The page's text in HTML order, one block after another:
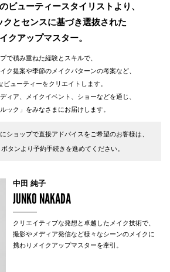
ビューティースタイリストより、
クとセンスに基づき選抜された
クアップマスター。
で積み重ねた経験とスキルで、
ク提案や季節のメイクパターンの考案など、
ビューティーをクリエイトします。
ィア、メイクイベント、ショーなどを通じ、
ック」をみなさまにお届けします。
ショップで直接アドバイスをご希望のお客様は、
ボタンより予約手続きを進めてください。
中田 純子
JUNKO NAKADA
クリエイティブな発想と卓越したメイク技術で、
撮影やメディア発信など様々なシーンのメイクに
携わりメイクアップマスターを牽引。